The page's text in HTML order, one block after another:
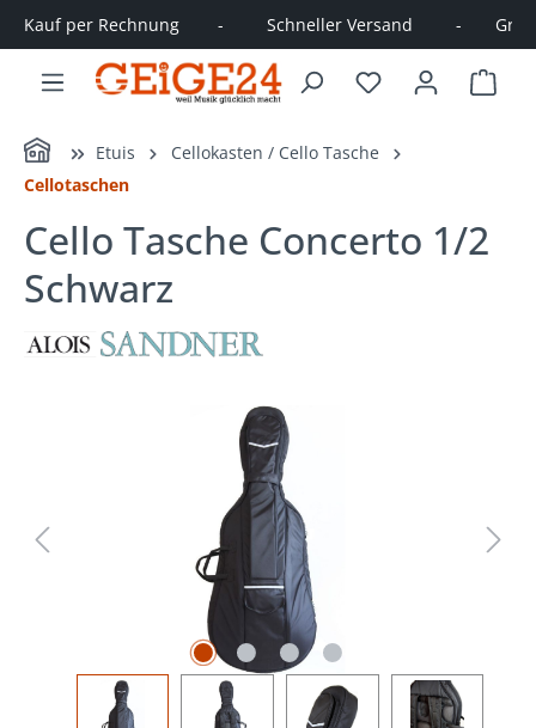
springen
Kauf per Rechnung        -         Schneller Versand         -
Home Etuis
Cellokasten / Cello Tasche
Cellotaschen
Cello Tasche Concerto 1/2
Schwarz